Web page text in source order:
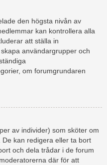
den högsta nivån av
kan kontrollera alla
att ställa in
användargrupper och
om forumgrundaren
av individer) som sköter om
kan redigera eller ta bort
och dela trådar i de forum
där för att